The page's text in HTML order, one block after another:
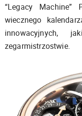
“Legacy Machine”
wiecznego
innowacyjnych,
zegarmistrzostwie.